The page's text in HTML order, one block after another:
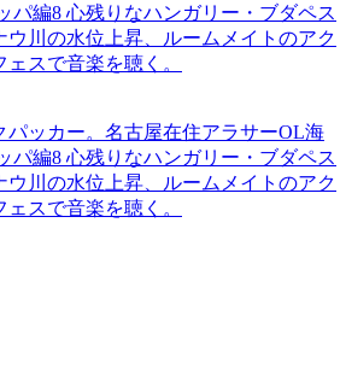
パ編8 心残りなハンガリー・ブダペス
ウ川の水位上昇、ルームメイトのアク
スで音楽を聴く。
パッカー。名古屋在住アラサーOL海
パ編8 心残りなハンガリー・ブダペス
ウ川の水位上昇、ルームメイトのアク
スで音楽を聴く。